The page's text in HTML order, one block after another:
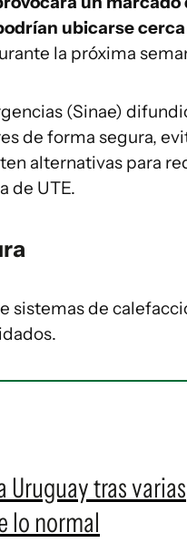
ubicarse
la próxima
(Sinae)
de forma segura,
alternativas para
de UTE.
sistemas de
Uruguay tras varias
lo normal